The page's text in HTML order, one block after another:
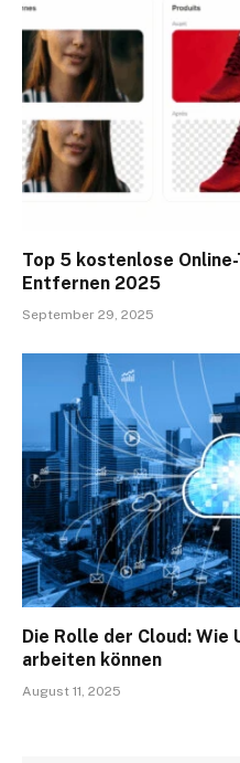
Top 5 kostenlose
Entfernen 2025
September 29, 2025
Die Rolle der Cloud:
arbeiten können
August 11, 2025